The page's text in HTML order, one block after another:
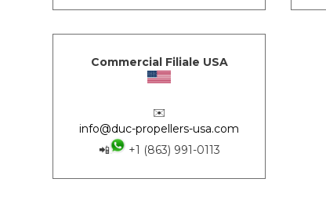
Commercial Filiale USA
✉️
info@duc-propellers-usa.com
📲
+1 (863) 991-0113